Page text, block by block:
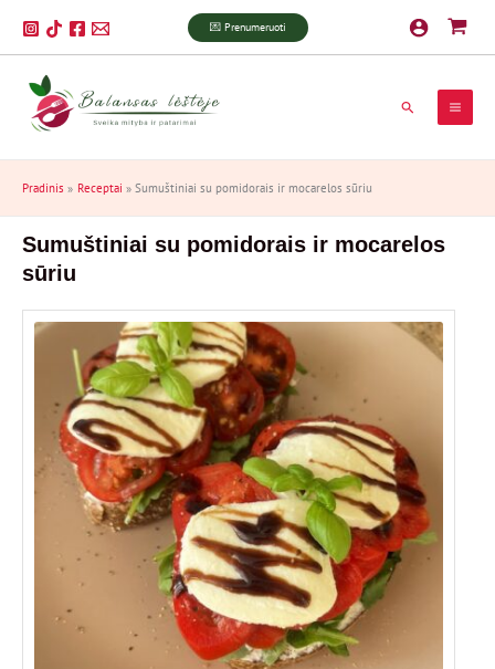
prie
turinio
💌 Prenumeruoti
Paieška
Pradinis Receptai Sumuštiniai su pomidorais ir mocarelos sūriu
Sumuštiniai su pomidorais ir mocarelos
sūriu
P
i
e